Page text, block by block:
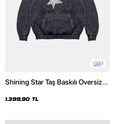
7
Shining Star Taş Baskılı Oversize
Hoodie
1.399,90 TL